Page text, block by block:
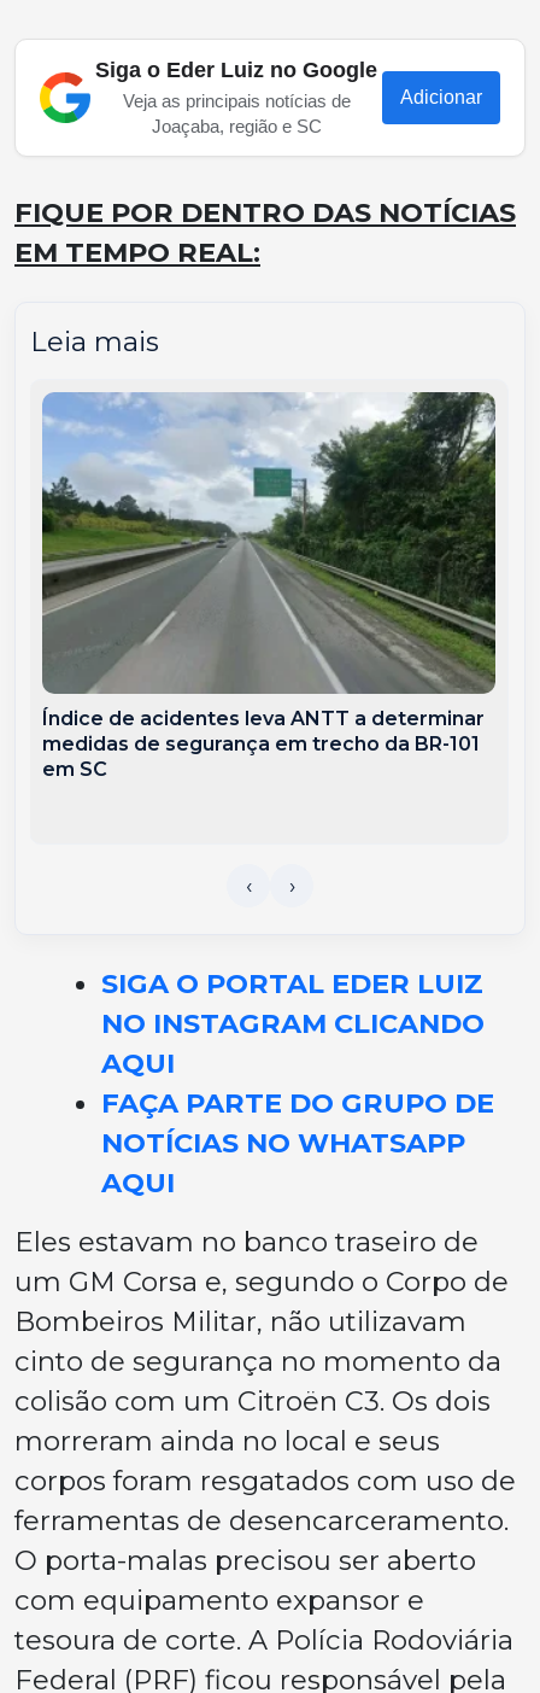
Siga o Eder Luiz no Google
Veja as principais notícias de
Joaçaba, região e SC
Adicionar
FIQUE POR DENTRO DAS NOTÍCIAS
EM TEMPO REAL:
Leia mais
Índice de acidentes leva ANTT a determinar
medidas de segurança em trecho da BR-101
em SC
SIGA O PORTAL EDER LUIZ
NO INSTAGRAM CLICANDO
AQUI
FAÇA PARTE DO GRUPO DE
NOTÍCIAS NO WHATSAPP
AQUI
Eles estavam no banco traseiro de
um GM Corsa e, segundo o Corpo de
Bombeiros Militar, não utilizavam
cinto de segurança no momento da
colisão com um Citroën C3. Os dois
morreram ainda no local e seus
corpos foram resgatados com uso de
ferramentas de desencarceramento.
O porta-malas precisou ser aberto
com equipamento expansor e
tesoura de corte. A Polícia Rodoviária
Federal (PRF) ficou responsável pela